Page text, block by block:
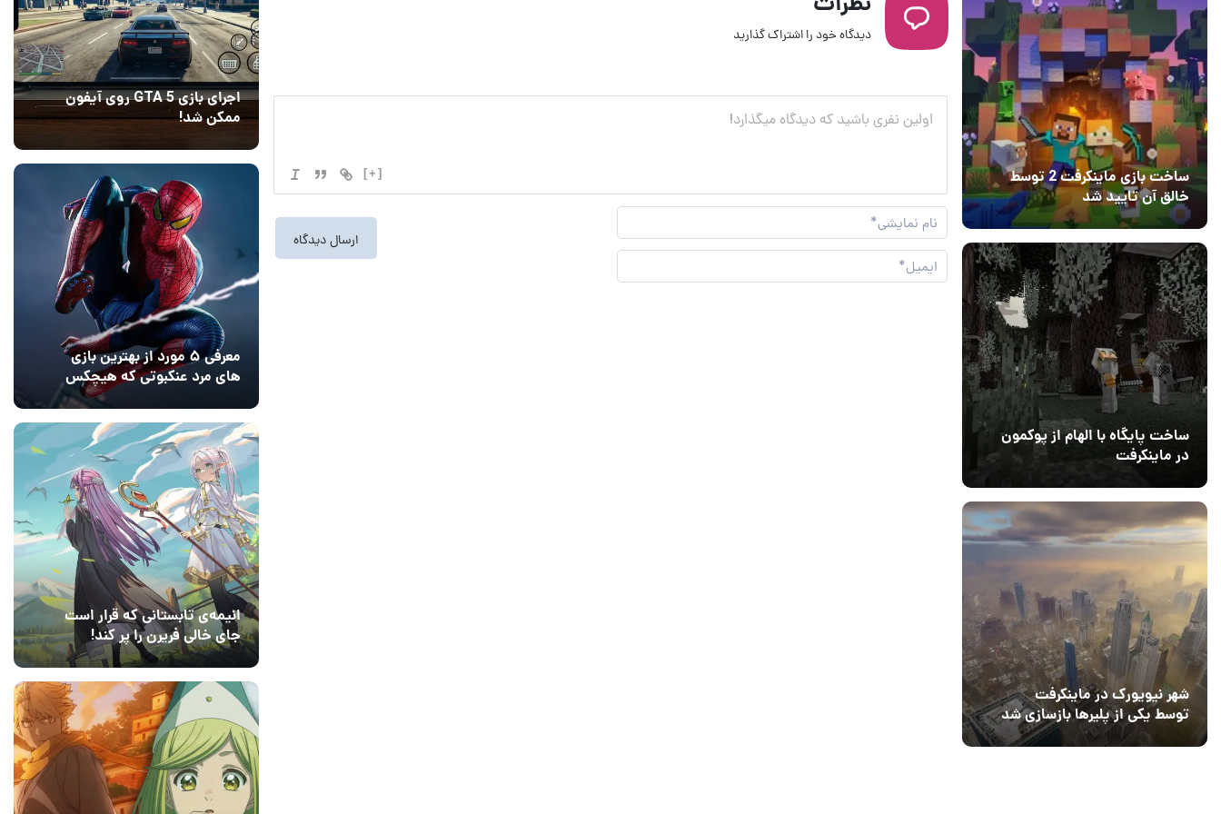
ساخت بازی ماینکرفت 2 توسط
خالق آن تایید شد
۱
04 آبان 1403
ساخت پایگاه با الهام از پوکمون
در ماینکرفت
شهر نیویورک در ماینکرفت
توسط یکی از پلیرها بازسازی شد
دیدگاه خود را اشتراک گذارید
[+]
نام
نمایشی*
ایمیل*
اجرای بازی GTA 5 روی آیفون
ممکن شد!
معرفی ۵ مورد از بهترین بازی
های مرد عنکبوتی که هیچکس
انیمه‌ی تابستانی که قرار است
جای خالی فریرن را پر کند!
14 مرداد 1405